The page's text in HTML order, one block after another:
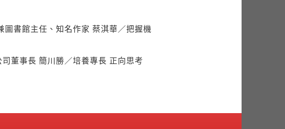
書館主任、知名作家 蔡淇華／把握機
董事長 簡川勝／培養專長 正向思考